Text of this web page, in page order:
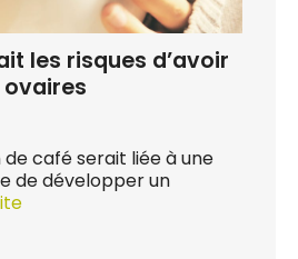
les risques d’avoir
café serait liée à une
de développer un